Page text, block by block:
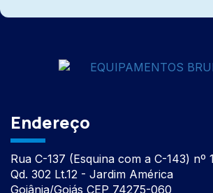
Endereço
Rua C-137 (Esquina com a C-143) nº
Qd. 302 Lt.12 - Jardim América
Goiânia/Goiás CEP 74275-060